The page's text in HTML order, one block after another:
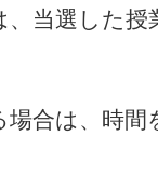
当選した
合は、時